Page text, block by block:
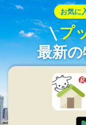
お気に
プ
最新